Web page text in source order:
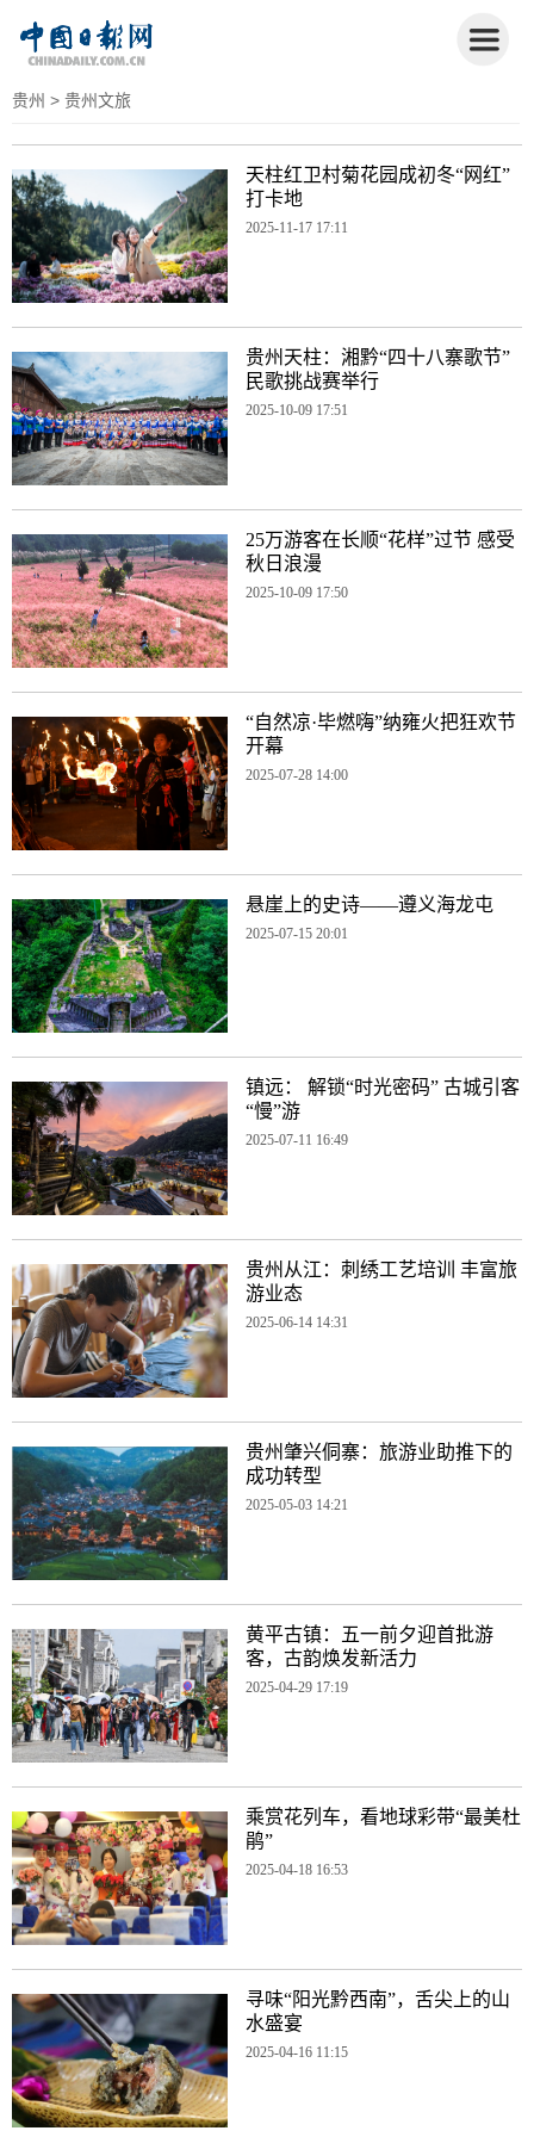
贵州 > 贵州文旅
天柱红卫村菊花园成初冬“网红”
打卡地
2025-11-17 17:11
贵州天柱：湘黔“四十八寨歌节”
民歌挑战赛举行
2025-10-09 17:51
25万游客在长顺“花样”过节 感受
秋日浪漫
2025-10-09 17:50
“自然凉·毕燃嗨”纳雍火把狂欢节
开幕
2025-07-28 14:00
悬崖上的史诗——遵义海龙屯
2025-07-15 20:01
镇远： 解锁“时光密码” 古城引客
“慢”游
2025-07-11 16:49
贵州从江：刺绣工艺培训 丰富旅
游业态
2025-06-14 14:31
贵州肇兴侗寨：旅游业助推下的
成功转型
2025-05-03 14:21
黄平古镇：五一前夕迎首批游
客，古韵焕发新活力
2025-04-29 17:19
乘赏花列车，看地球彩带“最美杜
鹃”
2025-04-18 16:53
寻味“阳光黔西南”，舌尖上的山
水盛宴
2025-04-16 11:15